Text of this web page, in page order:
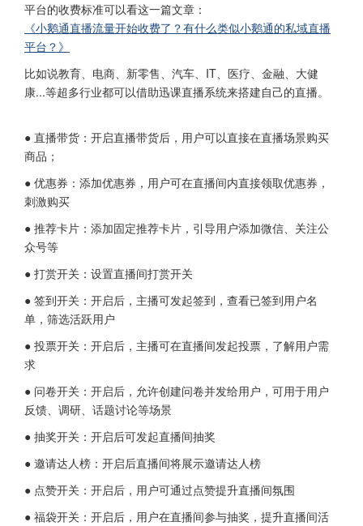
平台的收费标准可以看这一篇文章：
《小鹅通直播流量开始收费了？有什么类似小鹅通的私域直播
平台？》
比如说教育、电商、新零售、汽车、IT、医疗、金融、大健
康...等超多行业都可以借助迅课直播系统来搭建自己的直播。
● 直播带货：开启直播带货后，用户可以直接在直播场景购买
商品；
● 优惠券：添加优惠券，用户可在直播间内直接领取优惠券，
刺激购买
● 推荐卡片：添加固定推荐卡片，引导用户添加微信、关注公
众号等
● 打赏开关：设置直播间打赏开关
● 签到开关：开启后，主播可发起签到，查看已签到用户名
单，筛选活跃用户
● 投票开关：开启后，主播可在直播间发起投票，了解用户需
求
● 问卷开关：开启后，允许创建问卷并发给用户，可用于用户
反馈、调研、话题讨论等场景
● 抽奖开关：开启后可发起直播间抽奖
● 邀请达人榜：开启后直播间将展示邀请达人榜
● 点赞开关：开启后，用户可通过点赞提升直播间氛围
● 福袋开关：开启后，用户在直播间参与抽奖，提升直播间活